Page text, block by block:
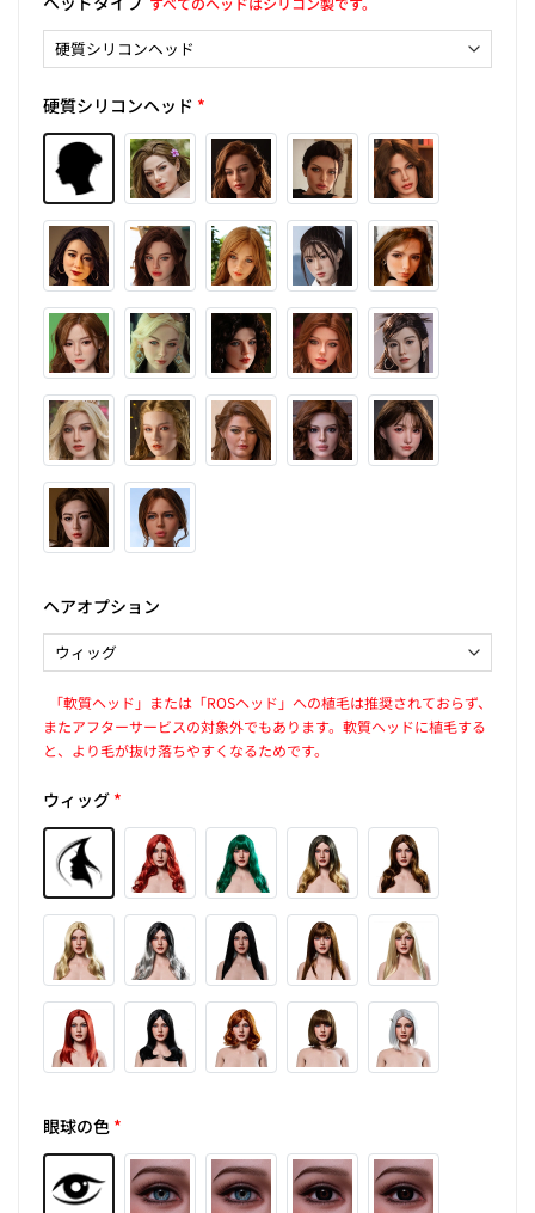
硬質シリコンヘッド *
ヘアオプション
「軟質ヘッド」または「ROSヘッド」への植毛は推奨されておらず、
またアフターサービスの対象外でもあります。軟質ヘッドに植毛する
と、より毛が抜け落ちやすくなるためです。
ウィッグ*
眼球の色*